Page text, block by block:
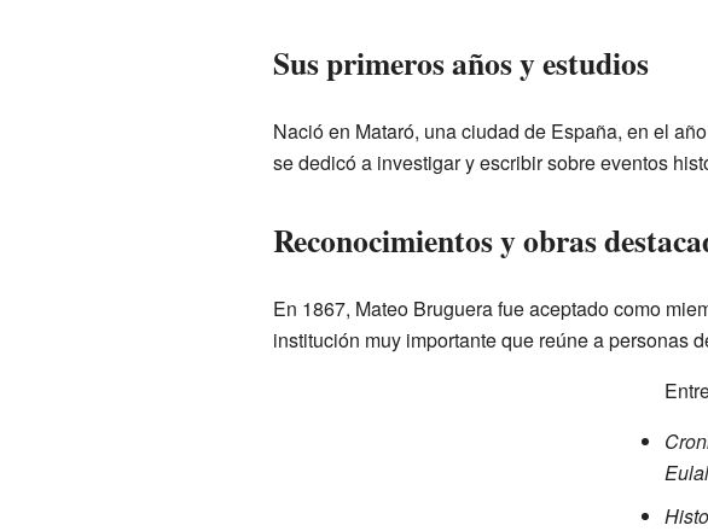
Sus primeros años y estudios
Nació en Mataró, una ciudad de España, en el
se dedicó a investigar y escribir sobre eventos
Reconocimientos y obras
En 1867, Mateo Bruguera fue aceptado como
institución muy importante que reúne a personas